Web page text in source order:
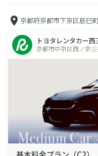
京都府京都市下京区辰巳
トヨタレンタカー西
京都市中京区西ノ京